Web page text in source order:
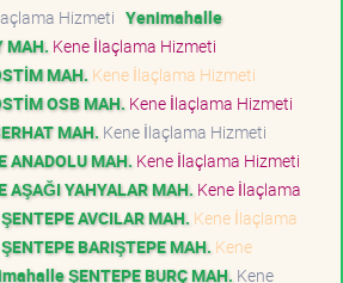
Hizmeti Yenimahalle
MAH. Kene İlaçlama Hizmeti
MAH. Kene İlaçlama Hizmeti
OSB MAH. Kene İlaçlama Hizmeti
MAH. Kene İlaçlama Hizmeti
ANADOLU MAH. Kene İlaçlama Hizmeti
YAHYALAR MAH. Kene İlaçlama
AVCILAR MAH. Kene İlaçlama
BARIŞTEPE MAH. Kene
ŞENTEPE BURÇ MAH. Kene